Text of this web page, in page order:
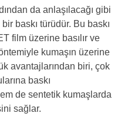
da anlaşılacağı gibi
baskı türüdür. Bu baskı
film üzerine basılır ve
kumaşın üzerine
avantajlarından biri, çok
baskı
de sentetik kumaşlarda
sağlar.